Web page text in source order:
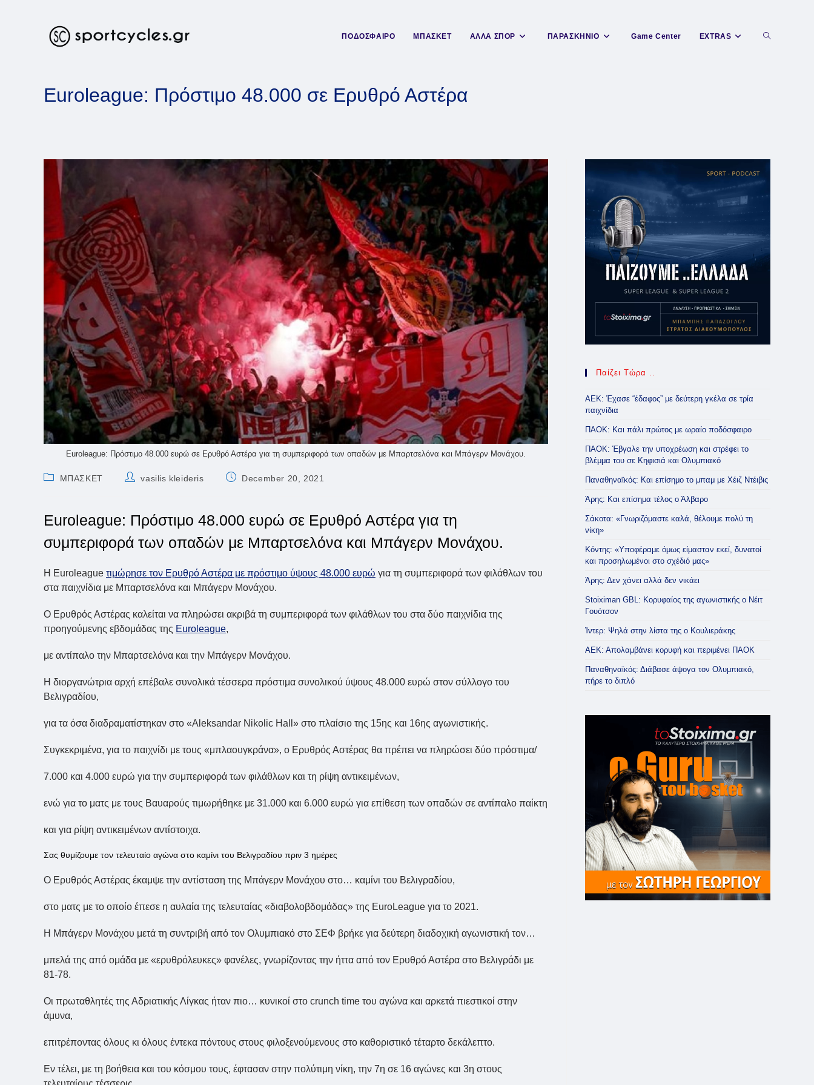
ΠΟΔΟΣΦΑΙΡΟ ΜΠΑΣΚΕΤ ΑΛΛΑ ΣΠΟΡ ΠΑΡΑΣΚΗΝΙΟ Game Center EXTRAS Toggle
Euroleague: Πρόστιμο 48.000 σε Ερυθρό Αστέρα
Euroleague: Πρόστιμο 48.000 ευρώ σε Ερυθρό Αστέρα για τη συμπεριφορά των οπαδών με Μπαρτσελόνα και Μπάγερν Μονάχου.
PostΜΠΑΣΚΕΤ
Postvasilis kleideris
PostDecember 20, 2021
Euroleague: Πρόστιμο 48.000 ευρώ σε Ερυθρό Αστέρα για τη
συμπεριφορά των οπαδών με Μπαρτσελόνα και Μπάγερν Μονάχου.
Η Euroleague τιμώρησε τον Ερυθρό Αστέρα με πρόστιμο ύψους 48.000 ευρώ για τη συμπεριφορά των φιλάθλων του
στα παιχνίδια με Μπαρτσελόνα και Μπάγερν Μονάχου.
Ο Ερυθρός Αστέρας καλείται να πληρώσει ακριβά τη συμπεριφορά των φιλάθλων του στα δύο παιχνίδια της
προηγούμενης εβδομάδας της Euroleague,
με αντίπαλο την Μπαρτσελόνα και την Μπάγερν Μονάχου.
Η διοργανώτρια αρχή επέβαλε συνολικά τέσσερα πρόστιμα συνολικού ύψους 48.000 ευρώ στον σύλλογο του
Βελιγραδίου,
για τα όσα διαδραματίστηκαν στο «Aleksandar Nikolic Hall» στο πλαίσιο της 15ης και 16ης αγωνιστικής.
Συγκεκριμένα, για το παιχνίδι με τους «μπλαουγκράνα», ο Ερυθρός Αστέρας θα πρέπει να πληρώσει δύο πρόστιμα/
7.000 και 4.000 ευρώ για την συμπεριφορά των φιλάθλων και τη ρίψη αντικειμένων,
ενώ για το ματς με τους Βαυαρούς τιμωρήθηκε με 31.000 και 6.000 ευρώ για επίθεση των οπαδών σε αντίπαλο παίκτη
και για ρίψη αντικειμένων αντίστοιχα.
Σας θυμίζουμε τον τελευταίο αγώνα στο καμίνι του Βελιγραδίου πριν 3 ημέρες
Ο Ερυθρός Αστέρας έκαμψε την αντίσταση της Μπάγερν Μονάχου στο… καμίνι του Βελιγραδίου,
στο ματς με το οποίο έπεσε η αυλαία της τελευταίας «διαβολοβδομάδας» της EuroLeague για το 2021.
Η Μπάγερν Μονάχου μετά τη συντριβή από τον Ολυμπιακό στο ΣΕΦ βρήκε για δεύτερη διαδοχική αγωνιστική τον…
μπελά της από ομάδα με «ερυθρόλευκες» φανέλες, γνωρίζοντας την ήττα από τον Ερυθρό Αστέρα στο Βελιγράδι με
81-78.
Οι πρωταθλητές της Αδριατικής Λίγκας ήταν πιο… κυνικοί στο crunch time του αγώνα και αρκετά πιεστικοί στην
άμυνα,
επιτρέποντας όλους κι όλους έντεκα πόντους στους φιλοξενούμενους στο καθοριστικό τέταρτο δεκάλεπτο.
Εν τέλει, με τη βοήθεια και του κόσμου τους, έφτασαν στην πολύτιμη νίκη, την 7η σε 16 αγώνες και 3η στους
Παίζει Τώρα ..
ΑΕΚ: Έχασε “έδαφος” με δεύτερη γκέλα σε τρία
παιχνίδια
ΠΑΟΚ: Και πάλι πρώτος με ωραίο ποδόσφαιρο
ΠΑΟΚ: Έβγαλε την υποχρέωση και στρέφει το
βλέμμα του σε Κηφισιά και Ολυμπιακό
Παναθηναϊκός: Και επίσημο το μπαμ με Χέιζ Ντέιβις
Άρης: Και επίσημα τέλος ο Άλβαρο
Σάκοτα: «Γνωριζόμαστε καλά, θέλουμε πολύ τη
νίκη»
Κόντης: «Υποφέραμε όμως είμασταν εκεί, δυνατοί
και προσηλωμένοι στο σχέδιό μας»
Άρης: Δεν χάνει αλλά δεν νικάει
Stoiximan GBL: Κορυφαίος της αγωνιστικής ο Νέιτ
Γουότσον
Ίντερ: Ψηλά στην λίστα της ο Κουλιεράκης
ΑΕΚ: Απολαμβάνει κορυφή και περιμένει ΠΑΟΚ
Παναθηναϊκός: Διάβασε άψογα τον Ολυμπιακό,
πήρε το διπλό